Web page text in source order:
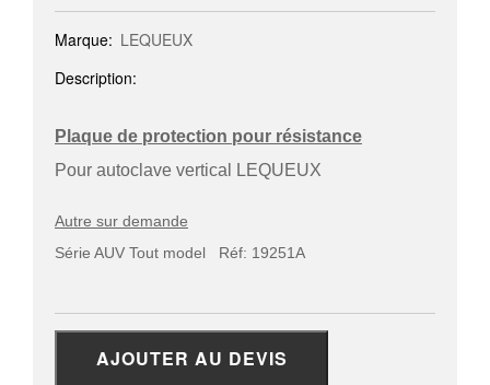
Marque: LEQUEUX
Description:
Plaque de protection pour résistance
Pour autoclave vertical LEQUEUX
Autre sur demande
Série AUV Tout model Réf: 19251A
AJOUTER AU DEVIS